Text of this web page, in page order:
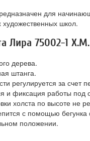
для
художественных школ.
Лира 75002-1 Х.М.
дерева.
штанга.
регулируется за
и фиксация работы под
холста по высоте не
с помощью
положении.